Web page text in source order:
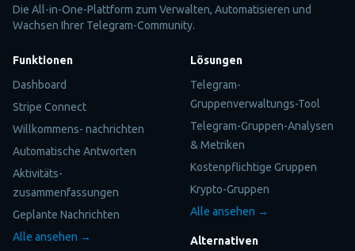
Die All-in-One-Plattform zum Verwalten, Automatisieren und
Wachsen Ihrer Telegram-Community.
Funktionen
Dashboard
Stripe Connect
Willkommens- nachrichten
Automatische Antworten
Aktivitäts-
zusammenfassungen
Geplante Nachrichten
Alle ansehen →
Lösungen
Telegram-
Gruppenverwaltungs-Tool
Telegram-Gruppen-Analysen
& Metriken
Kostenpflichtige Gruppen
Krypto-Gruppen
Alle ansehen →
Alternativen